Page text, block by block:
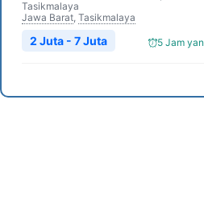
Tasikmalaya
Jawa Barat, Tasikmalaya
5 Jam
2 Juta - 7 Juta